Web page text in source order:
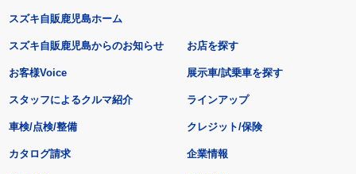
スズキ自販鹿児島ホーム
スズキ自販鹿児島からのお知らせ
お客様Voice
スタッフによるクルマ紹介
お店を探す
展示車/試乗車を探す
ラインアップ
車検/点検/整備 クレジット/保険
カタログ請求 企業情報